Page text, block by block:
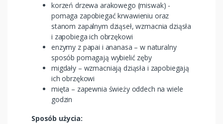
korzeń drzewa arakowego (miswak) -
pomaga zapobiegać krwawieniu oraz
stanom zapalnym dziąseł, wzmacnia dziąsła
i zapobiega ich obrzękowi
enzymy z papai i ananasa – w naturalny
sposób pomagają wybielić zęby
migdały – wzmacniają dziąsła i zapobiegają
ich obrzękowi
mięta – zapewnia świeży oddech na wiele
godzin
Sposób użycia: